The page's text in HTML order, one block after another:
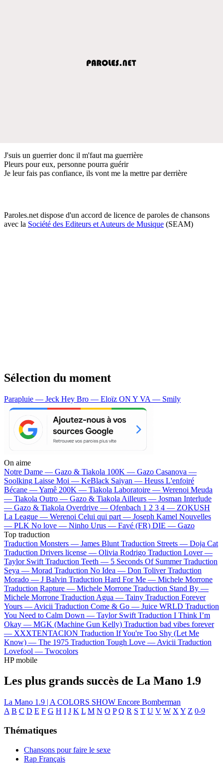
J'suis un guerrier donc il m'faut ma guerrière
Pleurs pour eux, personne pourra guérir
Je leur fais pas confiance, ils vont me la mettre par derrière
Paroles.net dispose d'un accord de licence de paroles de chansons
avec la Société des Editeurs et Auteurs de Musique (SEAM)
Sélection du moment
Parapluie — Jeck Hey Bro — Eloïz ON Y VA — Smily
On aime
Notre Dame — Gazo & Tiakola 100K — Gazo Casanova —
Soolking Laisse Moi — KeBlack Saiyan — Heuss L'enfoiré
Bécane —Yamê 200K — Tiakola Laboratoire — Werenoi Meuda
— Tiakola Outro — Gazo & Tiakola Ailleurs — Josman Interlude
— Gazo & Tiakola Overdrive — Ofenbach 1 2 3 4 — ZOKUSH
La League — Werenoi Celui qui part — Joseph Kamel Nouvelles
— PLK No love — Ninho Urus — Favé (FR) DIE — Gazo
Top traduction
Traduction Monsters — James Blunt Traduction Streets — Doja Cat
Traduction Drivers license — Olivia Rodrigo Traduction Lover —
Taylor Swift Traduction Teeth — 5 Seconds Of Summer Traduction
Seya — Morad Traduction No Idea — Don Toliver Traduction
Morado — J Balvin Traduction Hard For Me — Michele Morrone
Traduction Rapture — Michele Morrone Traduction Stand By —
Michele Morrone Traduction Agua — Tainy Traduction Forever
Yours — Avicii Traduction Come & Go — Juice WRLD Traduction
You Need to Calm Down — Taylor Swift Traduction I Think I’m
Okay — MGK (Machine Gun Kelly) Traduction bad vibes forever
— XXXTENTACION Traduction If You're Too Shy (Let Me
Know) — The 1975 Traduction Tough Love — Avicii Traduction
Lovefool — Twocolors
HP mobile
Les plus grands succès de La Mano 1.9
La Mano 1.9 | A COLORS SHOW Encore Bomberman
A B C D E F G H I J K L M N O P Q R S T U V W X Y Z 0-9
Thématiques
Chansons pour faire le sexe
Rap Français